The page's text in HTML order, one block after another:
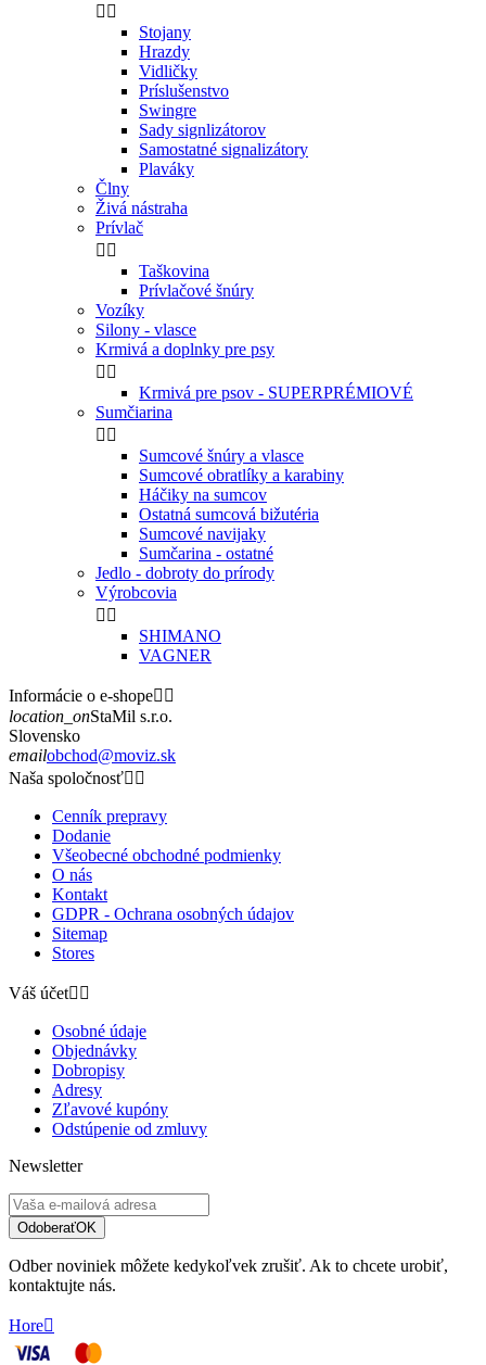
 
Stojany
Hrazdy
Vidličky
Príslušenstvo
Swingre
Sady signlizátorov
Samostatné signalizátory
Plaváky
Člny
Živá nástraha
Prívlač
 
Taškovina
Prívlačové šnúry
Vozíky
Silony - vlasce
Krmivá a doplnky pre psy
 
Krmivá pre psov - SUPERPRÉMIOVÉ
Sumčiarina
 
Sumcové šnúry a vlasce
Sumcové obratlíky a karabiny
Háčiky na sumcov
Ostatná sumcová bižutéria
Sumcové navijaky
Sumčarina - ostatné
Jedlo - dobroty do prírody
Výrobcovia
 
SHIMANO
VAGNER
Informácie o e-shope 
location_onStaMil s.r.o.
Slovensko
emailobchod@moviz.sk
Naša spoločnosť 
Cenník prepravy
Dodanie
Všeobecné obchodné podmienky
O nás
Kontakt
GDPR - Ochrana osobných údajov
Sitemap
Stores
Váš účet 
Osobné údaje
Objednávky
Dobropisy
Adresy
Zľavové kupóny
Odstúpenie od zmluvy
Newsletter
OdoberaťOK
Odber noviniek môžete kedykoľvek zrušiť. Ak to chcete urobiť,
kontaktujte nás.
Hore